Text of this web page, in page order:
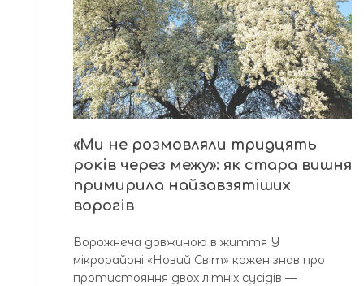
«Ми не розмовляли тридцять
років через межу»: як стара вишня
примирила найзавзятіших
ворогів
Ворожнеча довжиною в життя У
мікрорайоні «Новий Світ» кожен знав про
протистояння двох літніх сусідів —